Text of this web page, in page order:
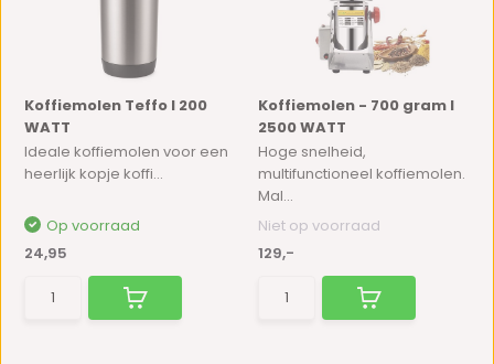
Koffiemolen Teffo I 200
WATT
Ideale koffiemolen voor een
heerlijk kopje koffi...
Op voorraad
24,95
Koffiemolen - 700 gram I
2500 WATT
Hoge snelheid,
multifunctioneel koffiemolen.
Mal...
Niet op voorraad
129,-